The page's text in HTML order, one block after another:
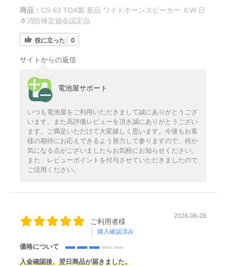
商品： CS-63 TOA製 新品 ワイドホーンスピーカー ６W 日
本消防検定協会認定品
役に立った 0
サイトからの返信
電池屋サポート
いつも電池屋をご利用いただきまして誠にありがとうござ
います。また高評価レビューを頂き誠にありがとうござい
ます。ご満足いただけて大変嬉しく思います。今後もお客
様の期待にお応えできるよう努力して参りますので、何か
気になる点がございましたらお気軽にお知らせください。
また、レビューポイントを付与させていただきましたので
ご活用ください。
ご利用者様
購入確認済み
2026-06-28
価格について
入金確認後、翌日商品が届きました。